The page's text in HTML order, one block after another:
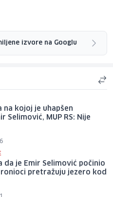
izvore na Googlu
na kojoj je uhapšen
Selimović, MUP RS: Nije
da je Emir Selimović počinio
pretražuju jezero kod